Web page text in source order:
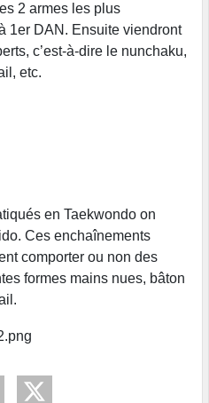
2 armes les plus
1er DAN. Ensuite viendront
c’est-à-dire le nunchaku,
etc.
en Taekwondo on
Ces enchaînements
comporter ou non des
formes mains nues, bâton